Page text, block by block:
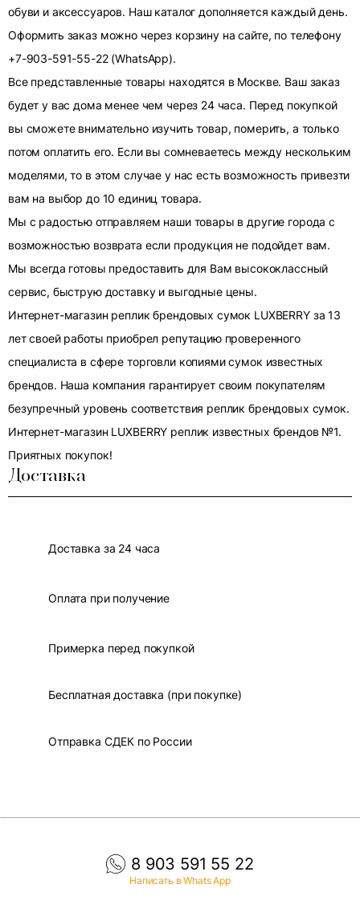
обуви и аксессуаров. Наш каталог дополняется каждый день.
Оформить заказ можно через корзину на сайте, по телефону
+7-903-591-55-22 (WhatsApp).
Все представленные товары находятся в Москве. Ваш заказ
будет у вас дома менее чем через 24 часа. Перед покупкой
вы сможете внимательно изучить товар, померить, а только
потом оплатить его. Если вы сомневаетесь между нескольким
моделями, то в этом случае у нас есть возможность привезти
вам на выбор до 10 единиц товара.
Мы с радостью отправляем наши товары в другие города с
возможностью возврата если продукция не подойдет вам.
Мы всегда готовы предоставить для Вам высококлассный
сервис, быструю доставку и выгодные цены.
Интернет-магазин реплик брендовых сумок LUXBERRY за 13
лет своей работы приобрел репутацию проверенного
специалиста в сфере торговли копиями сумок известных
брендов. Наша компания гарантирует своим покупателям
безупречный уровень соответствия реплик брендовых сумок.
Интернет-магазин LUXBERRY реплик известных брендов №1.
Приятных покупок!
Доставка
Доставка за 24 часа
Оплата при получение
Примерка перед покупкой
Бесплатная доставка (при покупке)
Отправка СДЕК по России
8 903 591 55 22
Написать в Whats App